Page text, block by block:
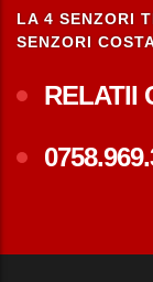
LA 4 SENZORI
SENZORI
RELATII